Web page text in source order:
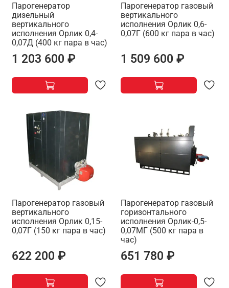
Парогенератор
дизельный
вертикального
исполнения Орлик 0,4-
0,07Д (400 кг пара в час)
1 203 600 ₽
Парогенератор газовый
вертикального
исполнения Орлик 0,6-
0,07Г (600 кг пара в час)
1 509 600 ₽
Парогенератор газовый
вертикального
исполнения Орлик 0,15-
0,07Г (150 кг пара в час)
622 200 ₽
Парогенератор газовый
горизонтального
исполнения Орлик-0,5-
0,07МГ (500 кг пара в
час)
651 780 ₽